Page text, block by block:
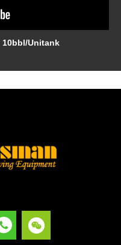
10bbl/Unitank